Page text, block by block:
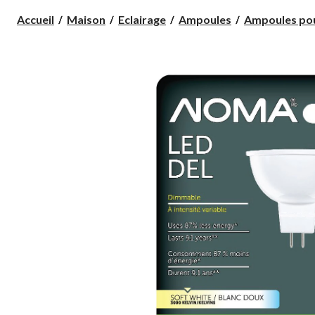
Accueil Maison Eclairage Ampoules Ampoules